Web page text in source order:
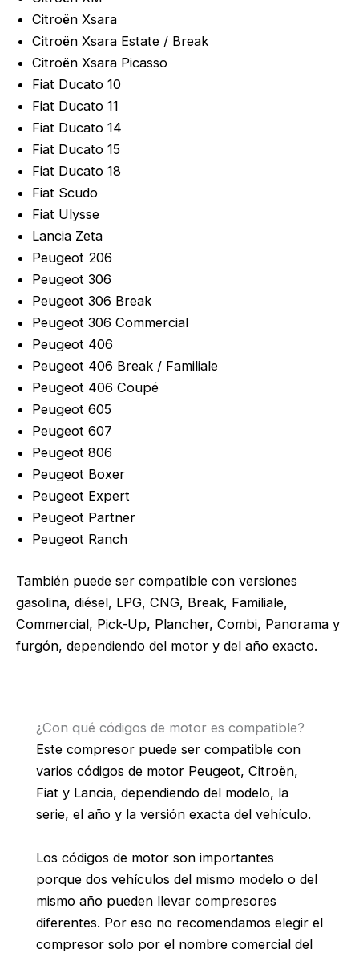
Citroën Xsara
Citroën Xsara Estate / Break
Citroën Xsara Picasso
Fiat Ducato 10
Fiat Ducato 11
Fiat Ducato 14
Fiat Ducato 15
Fiat Ducato 18
Fiat Scudo
Fiat Ulysse
Lancia Zeta
Peugeot 206
Peugeot 306
Peugeot 306 Break
Peugeot 306 Commercial
Peugeot 406
Peugeot 406 Break / Familiale
Peugeot 406 Coupé
Peugeot 605
Peugeot 607
Peugeot 806
Peugeot Boxer
Peugeot Expert
Peugeot Partner
Peugeot Ranch
También puede ser compatible con versiones
gasolina, diésel, LPG, CNG, Break, Familiale,
Commercial, Pick-Up, Plancher, Combi, Panorama y
furgón, dependiendo del motor y del año exacto.
¿Con qué códigos de motor es compatible?
Este compresor puede ser compatible con
varios códigos de motor Peugeot, Citroën,
Fiat y Lancia, dependiendo del modelo, la
serie, el año y la versión exacta del vehículo.
Los códigos de motor son importantes
porque dos vehículos del mismo modelo o del
mismo año pueden llevar compresores
diferentes. Por eso no recomendamos elegir el
compresor solo por el nombre comercial del